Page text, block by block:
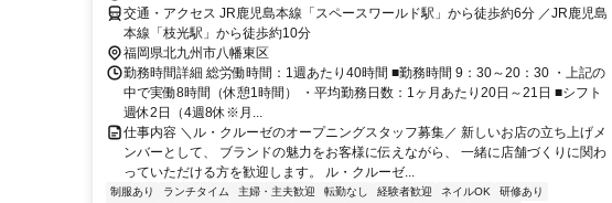
交通・アクセス JR鹿児島本線「スペースワールド駅」から徒歩約6分 ／JR鹿児島
本線「枝光駅」から徒歩約10分
福岡県北九州市八幡東区
勤務時間詳細 総労働時間：1週あたり40時間 ■勤務時間 9：30～20：30 ・上記の
中で実働8時間（休憩1時間） ・平均勤務日数：1ヶ月あたり20日～21日 ■シフト
週休2日（4週8休※月...
仕事内容 ＼ル・クルーゼのオープニングスタッフ募集／ 新しいお店の立ち上げメ
ンバーとして、 ブランドの魅力をお客様に伝えながら、 一緒に店舗づくりに関わ
っていただける方を歓迎します。 ル・クルーゼ...
制服あり ランチタイム 主婦・主夫歓迎 転勤なし 経験者歓迎 ネイルOK
研修あり